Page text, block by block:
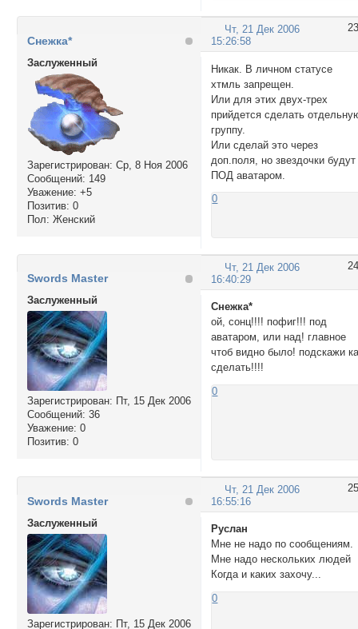
23
Чт, 21 Дек 2006
15:26:58
Снежка*
Заслуженный
Зарегистрирован: Ср, 8 Ноя 2006
Сообщений: 149
Уважение: +5
Позитив: 0
Пол: Женский
Никак. В личном статусе
хтмль запрещен.
Или для этих двух-трех
прийдется сделать
группу.
Или сделай это через
доп.поля, но звездочки будут
ПОД аватаром.
0
24
Чт, 21 Дек 2006
16:40:29
Swords Master
Заслуженный
Зарегистрирован: Пт, 15 Дек 2006
Сообщений: 36
Уважение: 0
Позитив: 0
Снежка*
ой, сонц!!!! пофиг!!! под
аватаром, или над! главное
чтоб видно было! подскажи
сделать!!!!
0
25
Чт, 21 Дек 2006
16:55:16
Swords Master
Заслуженный
Зарегистрирован: Пт, 15 Дек 2006
Руслан
Мне не надо по сообщениям.
Мне надо нескольких людей
Когда и каких захочу...
0